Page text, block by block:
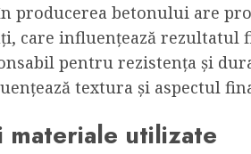
producerea betonului are
care influențează rezultatul
pentru rezistența și
textura și aspectul
utilizate